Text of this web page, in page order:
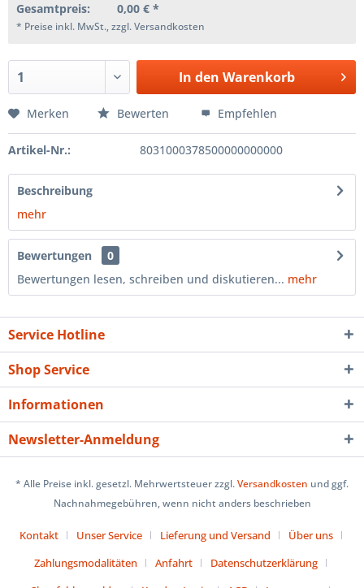
Gesamtpreis: 0,00 € *
* Preise inkl. MwSt., zzgl. Versandkosten
In den Warenkorb
Merken Bewerten Empfehlen
Artikel-Nr.: 8031000378500000000000
Beschreibung
mehr
Bewertungen
0
Bewertungen lesen, schreiben und diskutieren... mehr
Service Hotline
Shop Service
Informationen
Newsletter-Anmeldung
* Alle Preise inkl. gesetzl. Mehrwertsteuer zzgl.Versandkosten und ggf.
Nachnahmegebühren, wenn nicht anders beschrieben
Kontakt Unser Service Lieferung und Versand
Über uns
Zahlungsmodalitäten
Anfahrt
Datenschutzerklärung